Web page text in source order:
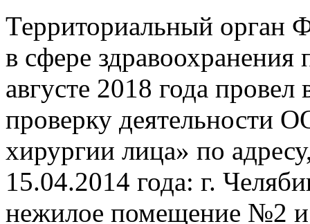
Территориальный орган
в сфере здравоохранения
августе 2018 года
проверку деятельности
хирургии лица» по
15.04.2014 года: г.
нежилое помещение №2 и